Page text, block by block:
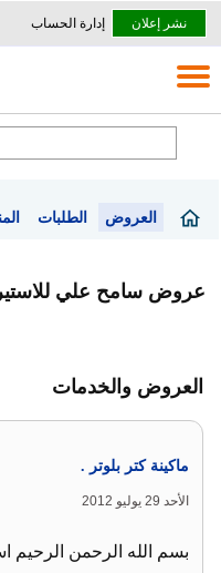
نشر إعلان إدارة الحساب
العروض الطلبات
عروض سامح علي
العروض والخدمات
ماكينة كتر بلوتر .
الأحد 29 يوليو 2012
بسم الله الرحمن الرحيم